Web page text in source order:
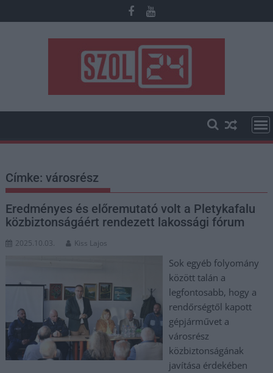
to
Címke:városrész
Eredményes és előremutató volt a Pletykafalu
közbiztonságáért rendezett lakossági fórum
2025.10.03. Kiss Lajos
Sok egyéb folyomány
között talán a
legfontosabb, hogy a
rendőrségtől kapott
gépjárművet a
városrész
közbiztonságának
javítása érdekében